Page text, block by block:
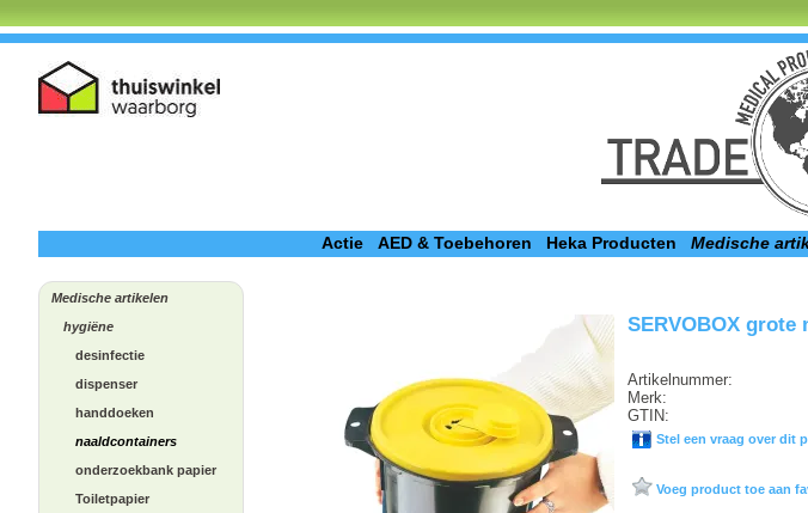
Actie AED & Toebehoren Heka Producten Medische
Medische artikelen
hygiëne
desinfectie
dispenser
handdoeken
naaldcontainers
onderzoekbank papier
Toiletpapier
SERVOBOX grote
Artikelnummer:
Merk:
GTIN:
Stel een vraag over dit
Voeg product toe aan